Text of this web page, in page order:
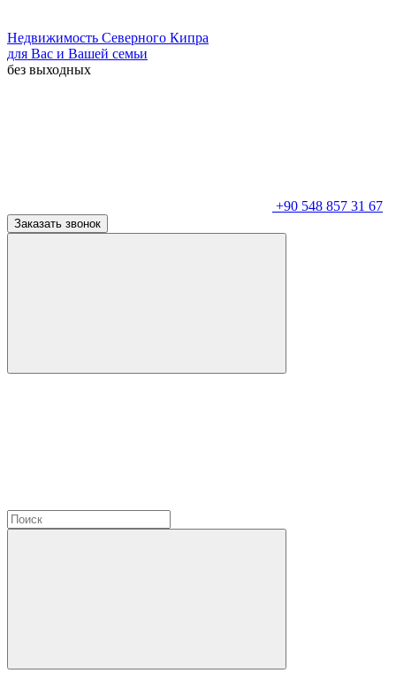
Недвижимость Северного Кипра
для Вас и Вашей семьи
без выходных
+90 548 857 31 67
Заказать звонок